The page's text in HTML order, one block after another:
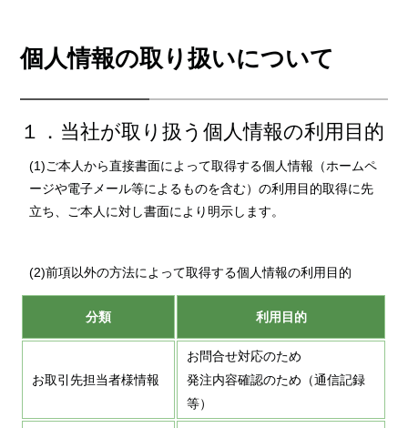
個人情報の取り扱いについて
１．当社が取り扱う個人情報の利用目的
(1)ご本人から直接書面によって取得する個人情報（ホームペ
ージや電子メール等によるものを含む）の利用目的取得に先
立ち、ご本人に対し書面により明示します。
(2)前項以外の方法によって取得する個人情報の利用目的
分類 利用目的
お取引先担当者様情報
お問合せ対応のため
発注内容確認のため（通信記録
等）